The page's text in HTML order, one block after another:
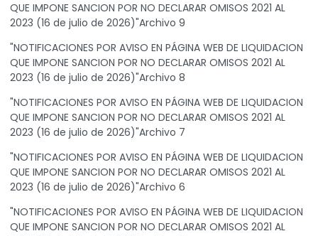
QUE IMPONE SANCION POR NO DECLARAR OMISOS 2021 AL
2023 (16 de julio de 2026)"Archivo 9
"NOTIFICACIONES POR AVISO EN PÁGINA WEB DE LIQUIDACION
QUE IMPONE SANCION POR NO DECLARAR OMISOS 2021 AL
2023 (16 de julio de 2026)"Archivo 8
"NOTIFICACIONES POR AVISO EN PÁGINA WEB DE LIQUIDACION
QUE IMPONE SANCION POR NO DECLARAR OMISOS 2021 AL
2023 (16 de julio de 2026)"Archivo 7
"NOTIFICACIONES POR AVISO EN PÁGINA WEB DE LIQUIDACION
QUE IMPONE SANCION POR NO DECLARAR OMISOS 2021 AL
2023 (16 de julio de 2026)"Archivo 6
"NOTIFICACIONES POR AVISO EN PÁGINA WEB DE LIQUIDACION
QUE IMPONE SANCION POR NO DECLARAR OMISOS 2021 AL